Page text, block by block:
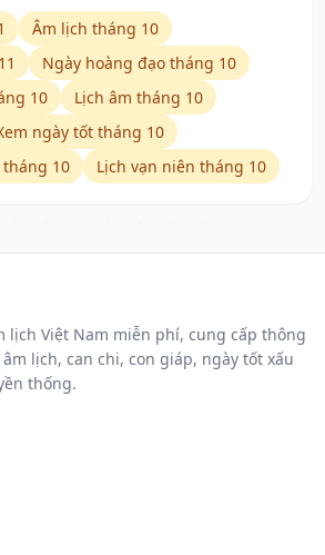
Âm lịch tháng 10
Ngày hoàng đạo tháng 10
10
Lịch âm tháng 10
ngày tốt tháng 10
10
Lịch vạn niên tháng 10
lịch Việt Nam miễn phí, cung cấp thông
lịch, can chi, con giáp, ngày tốt xấu
thống.